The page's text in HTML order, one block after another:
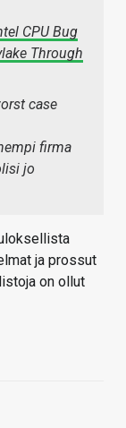
CPU Bug
Through
case
firma
jo
ja prossut
on ollut